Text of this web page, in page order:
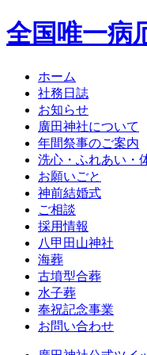
全国唯一病
ホーム
社務日誌
お知らせ
廣田神社について
年間祭事のご案内
洗心・ふれあい・
お願いごと
神前結婚式
ご相談
採用情報
八甲田山神社
海葬
古墳型合葬
水子葬
奉祝記念事業
お問い合わせ